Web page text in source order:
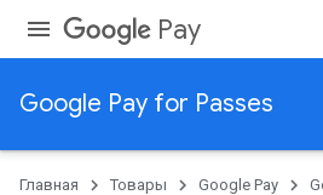
Pay
Google Pay for Passes
Главная Товары Google Pay